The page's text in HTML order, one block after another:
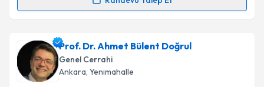
için bir takvim hazırlandığında e-posta ile
bilgilendireceğiz.
E-posta Adresiniz
Prof. Dr. Ahmet Bülent Doğrul
Genel Cerrahi
Ankara, Yenimahalle